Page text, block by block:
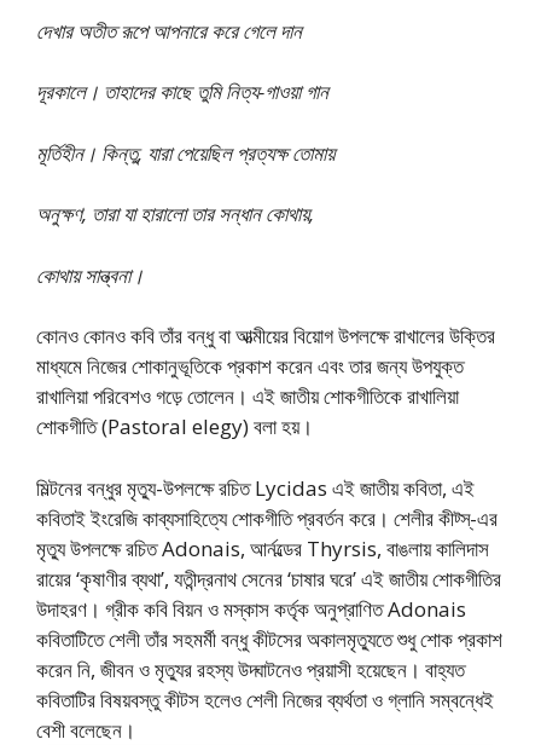
দেখার অতীত রূপে আপনারে করে গেলে দান
দূরকালে। তাহাদের কাছে তুমি নিত্য-গাওয়া গান
মূর্তিহীন। কিন্তু, যারা পেয়েছিল প্রত্যক্ষ তোমায়
অনুক্ষণ, তারা যা হারালো তার সন্ধান কোথায়,
কোথায় সান্ত্বনা।
কোনও কোনও কবি তাঁর বন্ধু বা আত্মীয়ের বিয়োগ উপলক্ষে রাখালের উক্তির
মাধ্যমে নিজের শোকানুভূতিকে প্রকাশ করেন এবং তার জন্য উপযুক্ত
রাখালিয়া পরিবেশও গড়ে তোলেন। এই জাতীয় শোকগীতিকে রাখালিয়া
শোকগীতি (Pastoral elegy) বলা হয়।
মিল্টনের বন্ধুর মৃত্যু-উপলক্ষে রচিত Lycidas এই জাতীয় কবিতা, এই
কবিতাই ইংরেজি কাব্যসাহিত্যে শোকগীতি প্রবর্তন করে। শেলীর কীট্স্-এর
মৃত্যু উপলক্ষে রচিত Adonais, আর্নল্ডের Thyrsis, বাঙলায় কালিদাস
রায়ের ‘কৃষাণীর ব্যথা’, যতীন্দ্রনাথ সেনের ‘চাষার ঘরে’ এই জাতীয় শোকগীতির
উদাহরণ। গ্রীক কবি বিয়ন ও মস্কাস কর্তৃক অনুপ্রাণিত Adonais
কবিতাটিতে শেলী তাঁর সহমর্মী বন্ধু কীটসের অকালমৃত্যুতে শুধু শোক প্রকাশ
করেন নি, জীবন ও মৃত্যুর রহস্য উদ্ঘাটনেও প্রয়াসী হয়েছেন। বাহ্যত
কবিতাটির বিষয়বস্তু কীটস হলেও শেলী নিজের ব্যর্থতা ও গ্লানি সম্বন্ধেই
বেশী বলেছেন।